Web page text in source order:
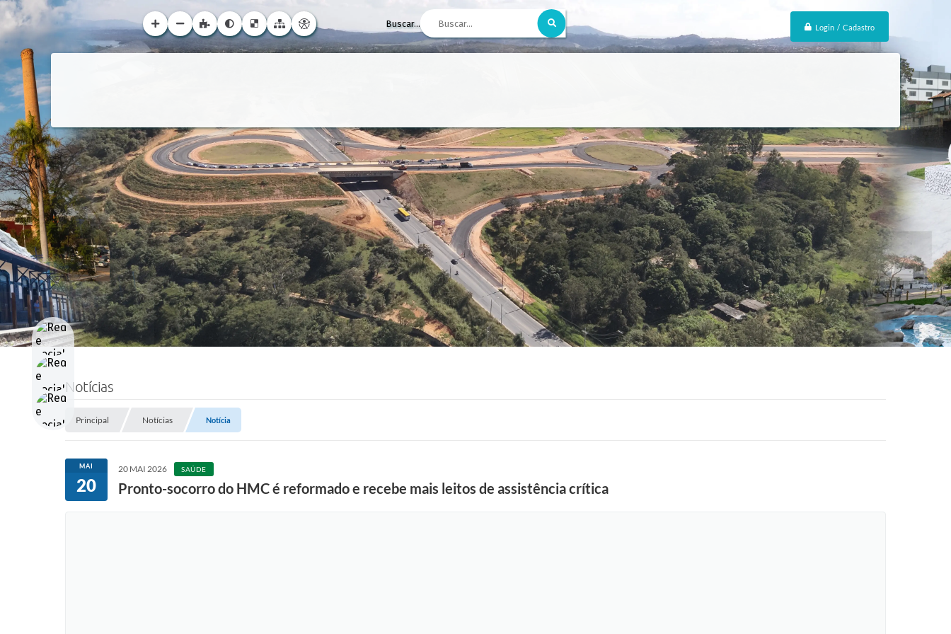
Login / Cadastro
Buscar...
Notícias
Principal Notícias Notícia
MAI
20
20 MAI 2026 SAÚDE
Pronto-socorro do HMC é reformado e recebe mais leitos de assistência crítica
o
t